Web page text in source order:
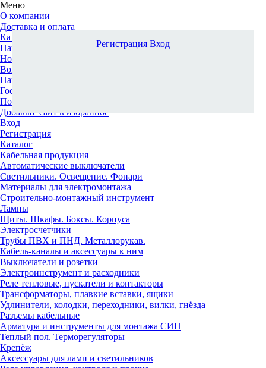
Меню
О компании
Доставка и оплата
Каталог
Наши офисы
Новости и новинки
Вопрос-ответ
Наша команда
Гос. заказчикам
Поставщикам
Добавьте сайт в избранное
Вход
Регистрация
Каталог
Кабельная продукция
Автоматические выключатели
Светильники. Освещение. Фонари
Материалы для электромонтажа
Строительно-монтажный инструмент
Лампы
Щиты. Шкафы. Боксы. Корпуса
Электросчетчики
Трубы ПВХ и ПНД. Металлорукав.
Кабель-каналы и аксессуары к ним
Выключатели и розетки
Электроинструмент и расходники
Реле тепловые, пускатели и контакторы
Трансформаторы, плавкие вставки, ящики
Удлинители, колодки, переходники, вилки, гнёзда
Разъемы кабельные
Арматура и инструменты для монтажа СИП
Теплый пол. Терморегуляторы
Крепёж
Аксессуары для ламп и светильников
Регистрация Вход